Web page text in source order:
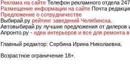
Реклама на сайте Телефон рекламного отдела
Размещение информации на сайте Почта
Предложение о сотрудничестве
Выбирай.ру рейтинг заведений Челябинска
Автовыбирай.ру лучшие предложения от дилеров
Апронто.ру - идеи интерьеров и все для ремонта
Главный редактор: Сербина Ирина Николаевна.
Возрастное ограничение 18+.